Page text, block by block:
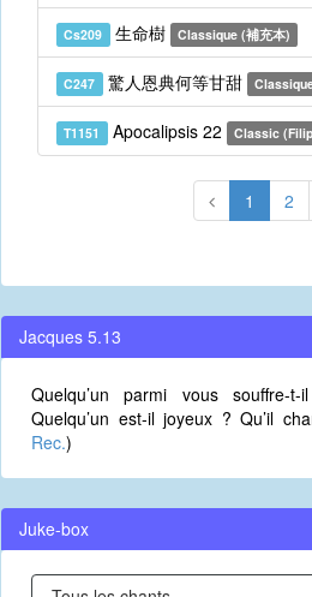
Cs209 生命樹 Classique (補充本)
C247 驚人恩典何等甘甜
T1151 Apocalipsis 22 Classic
1 2
Jacques 5.13
Quelqu’un parmi vous
Quelqu’un est-il joyeux ? Qu’il
Rec.)
Juke-box